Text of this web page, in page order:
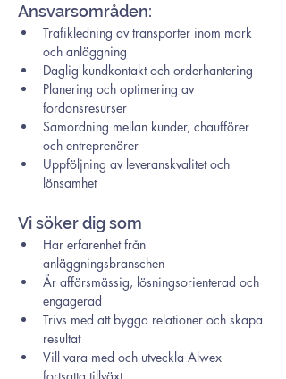
Ansvarsområden:
Trafikledning av transporter inom mark
och anläggning
Daglig kundkontakt och orderhantering
Planering och optimering av
fordonsresurser
Samordning mellan kunder, chaufförer
och entreprenörer
Uppföljning av leveranskvalitet och
lönsamhet
Vi söker dig som
Har erfarenhet från
anläggningsbranschen
Är affärsmässig, lösningsorienterad och
engagerad
Trivs med att bygga relationer och skapa
resultat
Vill vara med och utveckla Alwex